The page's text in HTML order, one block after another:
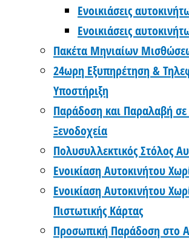
Ενοικιάσεις
Ενοικιάσεις
Πακέτα Μηνιαίων
24ωρη Εξυπηρέτηση &
Υποστήριξη
Παράδοση και Παραλαβή σε
Ξενοδοχεία
Πολυσυλλεκτικός Στόλος
Ενοικίαση Αυτοκινήτου
Ενοικίαση Αυτοκινήτου
Πιστωτικής Κάρτας
Προσωπική Παράδοση στο